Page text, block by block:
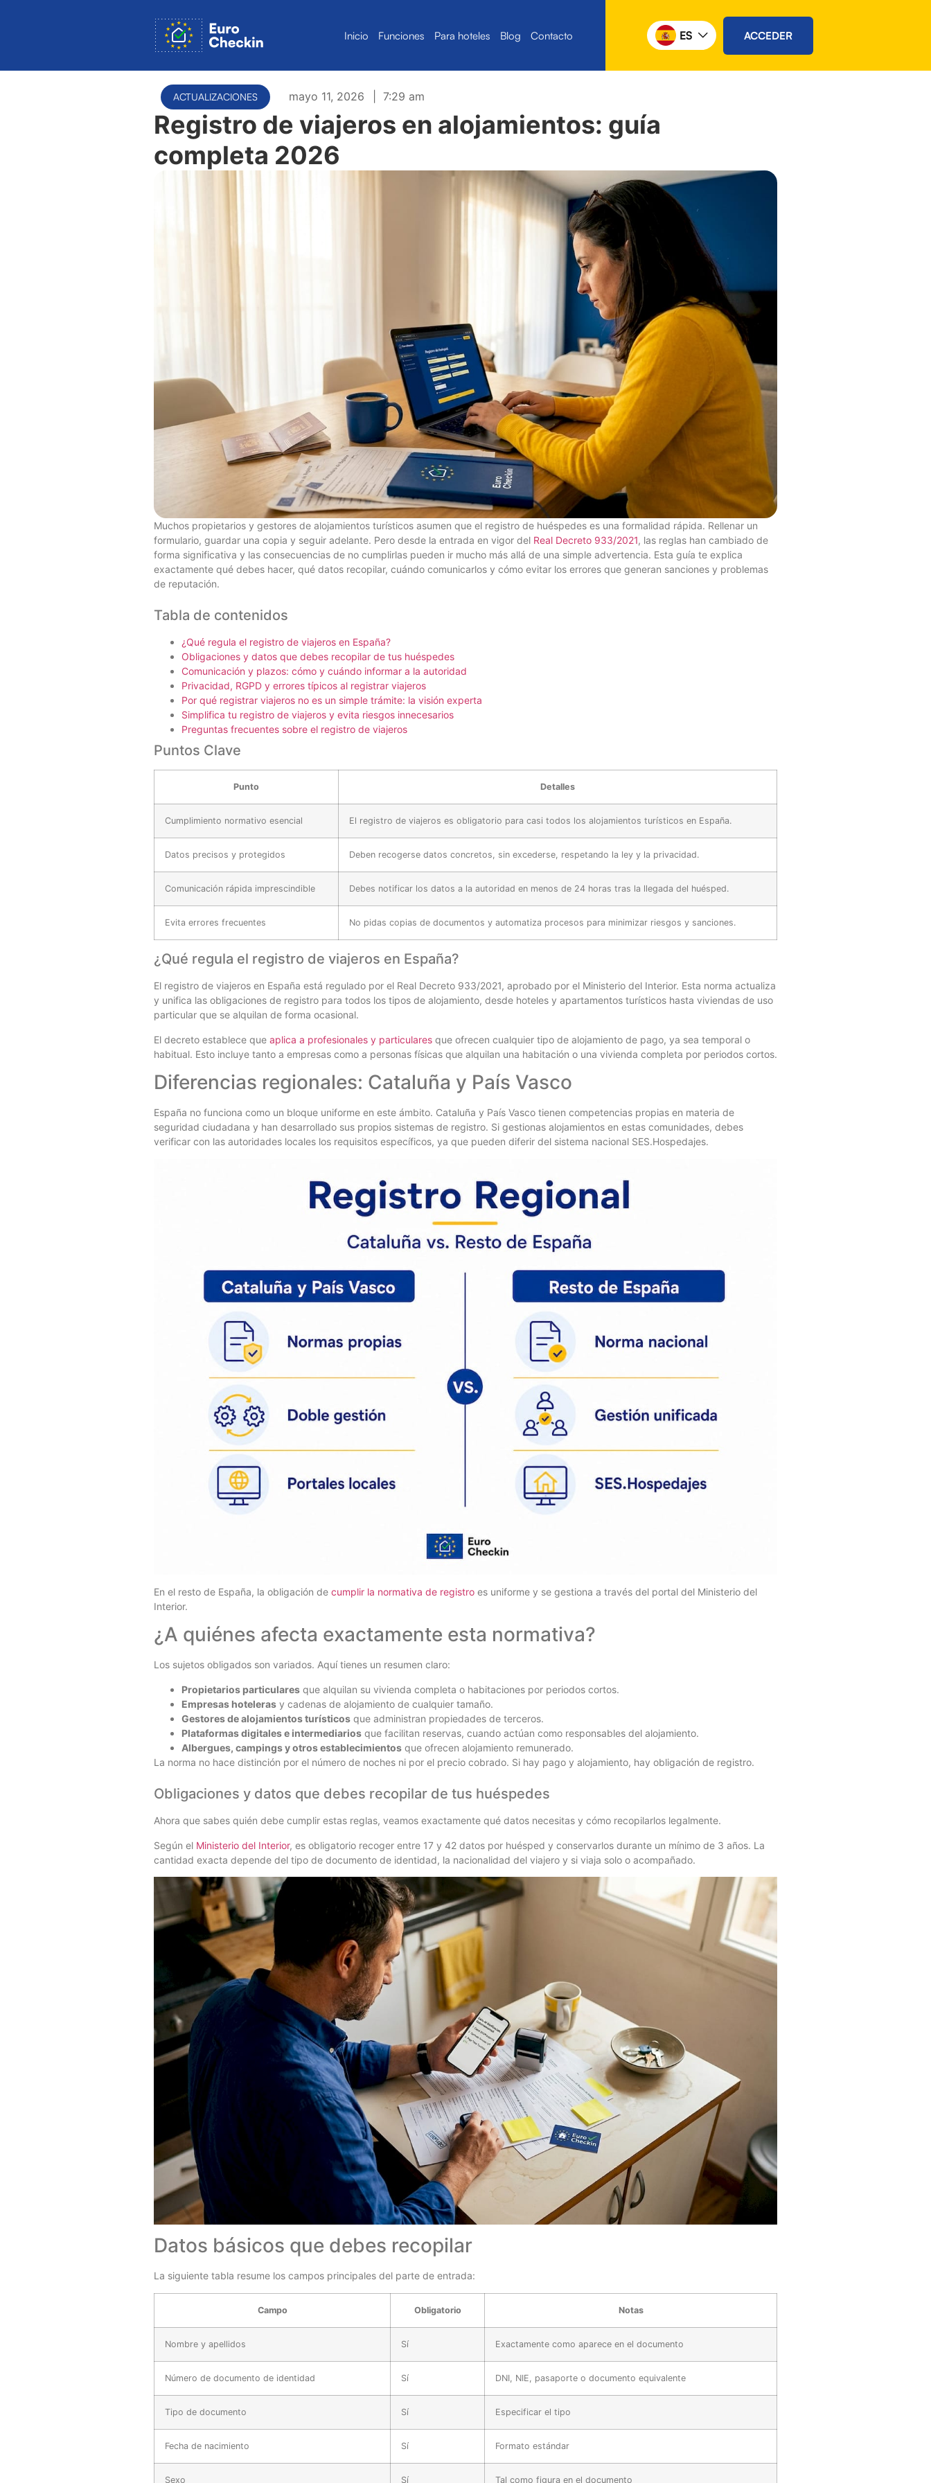
Inicio Funciones Para hoteles Blog Contacto ES ACCEDER
ACTUALIZACIONES mayo 11, 2026 7:29 am
Registro de viajeros en alojamientos: guía
completa 2026
Muchos propietarios y gestores de alojamientos turísticos asumen que el registro de huéspedes es una formalidad rápida. Rellenar un
formulario, guardar una copia y seguir adelante. Pero desde la entrada en vigor del Real Decreto 933/2021, las reglas han cambiado de
forma significativa y las consecuencias de no cumplirlas pueden ir mucho más allá de una simple advertencia. Esta guía te explica
exactamente qué debes hacer, qué datos recopilar, cuándo comunicarlos y cómo evitar los errores que generan sanciones y problemas
de reputación.
Tabla de contenidos
¿Qué regula el registro de viajeros en España?
Obligaciones y datos que debes recopilar de tus huéspedes
Comunicación y plazos: cómo y cuándo informar a la autoridad
Privacidad, RGPD y errores típicos al registrar viajeros
Por qué registrar viajeros no es un simple trámite: la visión experta
Simplifica tu registro de viajeros y evita riesgos innecesarios
Preguntas frecuentes sobre el registro de viajeros
Puntos Clave
Punto Detalles
Cumplimiento normativo esencial El registro de viajeros es obligatorio para casi todos los alojamientos turísticos en España.
Datos precisos y protegidos Deben recogerse datos concretos, sin excederse, respetando la ley y la privacidad.
Comunicación rápida imprescindible Debes notificar los datos a la autoridad en menos de 24 horas tras la llegada del huésped.
Evita errores frecuentes No pidas copias de documentos y automatiza procesos para minimizar riesgos y sanciones.
¿Qué regula el registro de viajeros en España?
El registro de viajeros en España está regulado por el Real Decreto 933/2021, aprobado por el Ministerio del Interior. Esta norma actualiza
y unifica las obligaciones de registro para todos los tipos de alojamiento, desde hoteles y apartamentos turísticos hasta viviendas de uso
particular que se alquilan de forma ocasional.
El decreto establece que aplica a profesionales y particulares que ofrecen cualquier tipo de alojamiento de pago, ya sea temporal o
habitual. Esto incluye tanto a empresas como a personas físicas que alquilan una habitación o una vivienda completa por periodos cortos.
Diferencias regionales: Cataluña y País Vasco
España no funciona como un bloque uniforme en este ámbito. Cataluña y País Vasco tienen competencias propias en materia de
seguridad ciudadana y han desarrollado sus propios sistemas de registro. Si gestionas alojamientos en estas comunidades, debes
verificar con las autoridades locales los requisitos específicos, ya que pueden diferir del sistema nacional SES.Hospedajes.
En el resto de España, la obligación de cumplir la normativa de registro es uniforme y se gestiona a través del portal del Ministerio del
Interior.
¿A quiénes afecta exactamente esta normativa?
Los sujetos obligados son variados. Aquí tienes un resumen claro:
Propietarios particulares que alquilan su vivienda completa o habitaciones por periodos cortos.
Empresas hoteleras y cadenas de alojamiento de cualquier tamaño.
Gestores de alojamientos turísticos que administran propiedades de terceros.
Plataformas digitales e intermediarios que facilitan reservas, cuando actúan como responsables del alojamiento.
Albergues, campings y otros establecimientos que ofrecen alojamiento remunerado.
La norma no hace distinción por el número de noches ni por el precio cobrado. Si hay pago y alojamiento, hay obligación de registro.
Obligaciones y datos que debes recopilar de tus huéspedes
Ahora que sabes quién debe cumplir estas reglas, veamos exactamente qué datos necesitas y cómo recopilarlos legalmente.
Según el Ministerio del Interior, es obligatorio recoger entre 17 y 42 datos por huésped y conservarlos durante un mínimo de 3 años. La
cantidad exacta depende del tipo de documento de identidad, la nacionalidad del viajero y si viaja solo o acompañado.
Datos básicos que debes recopilar
La siguiente tabla resume los campos principales del parte de entrada:
Campo Obligatorio Notas
Nombre y apellidos Sí Exactamente como aparece en el documento
Número de documento de identidad Sí DNI, NIE, pasaporte o documento equivalente
Tipo de documento Sí Especificar el tipo
Fecha de nacimiento Sí Formato estándar
Sexo Sí Tal como figura en el documento